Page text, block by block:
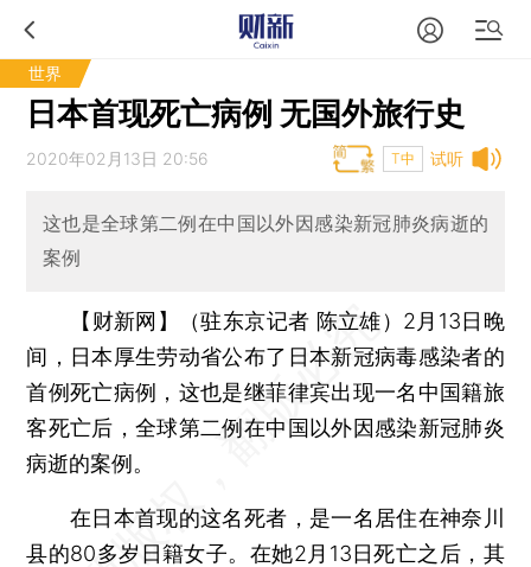
世界
日本首现死亡病例 无国外旅行史
试听
2020年02月13日 20:56 T中
这也是全球第二例在中国以外因感染新冠肺炎病逝的
案例
【财新网】（驻东京记者 陈立雄） 2月13日晚
间，日本厚生劳动省公布了日本新冠病毒感染者的
首例死亡病例，这也是继菲律宾出现一名中国籍旅
客死亡后，全球第二例在中国以外因感染新冠肺炎
病逝的案例。
在日本首现的这名死者，是一名居住在神奈川
县的80多岁日籍女子。在她2月13日死亡之后，其